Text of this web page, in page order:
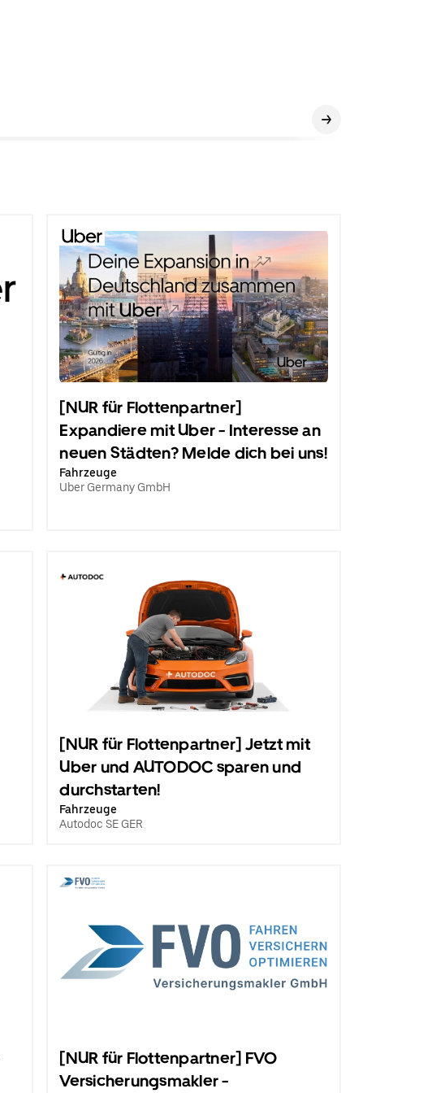
[NUR für Flottenpartner]
Expandiere mit Uber - Interesse an
neuen Städten? Melde dich bei uns!
Fahrzeuge
Uber Germany GmbH
[NUR für Flottenpartner] Jetzt mit
Uber und AUTODOC sparen und
durchstarten!
Fahrzeuge
Autodoc SE GER
[NUR für Flottenpartner] FVO
Versicherungsmakler -